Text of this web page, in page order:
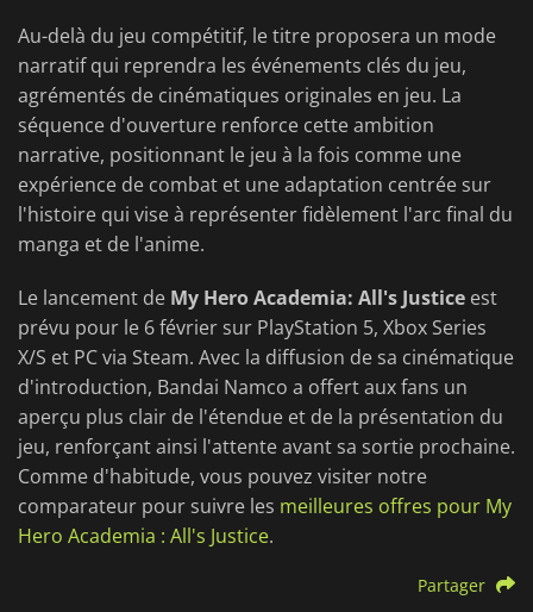
Au-delà du jeu compétitif, le titre proposera un mode
narratif qui reprendra les événements clés du jeu,
agrémentés de cinématiques originales en jeu. La
séquence d'ouverture renforce cette ambition
narrative, positionnant le jeu à la fois comme une
expérience de combat et une adaptation centrée sur
l'histoire qui vise à représenter fidèlement l'arc final du
manga et de l'anime.
Le lancement de My Hero Academia: All's Justice est
prévu pour le 6 février sur PlayStation 5, Xbox Series
X/S et PC via Steam. Avec la diffusion de sa cinématique
d'introduction, Bandai Namco a offert aux fans un
aperçu plus clair de l'étendue et de la présentation du
jeu, renforçant ainsi l'attente avant sa sortie prochaine.
Comme d'habitude, vous pouvez visiter notre
comparateur pour suivre les meilleures offres pour My
Hero Academia : All's Justice.
Partager